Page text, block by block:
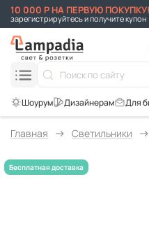
10 000 Р НА ПЕРВУЮ ПОКУПКУ!
зарегистрируйтесь и получите купон
Для
Главная Светильники